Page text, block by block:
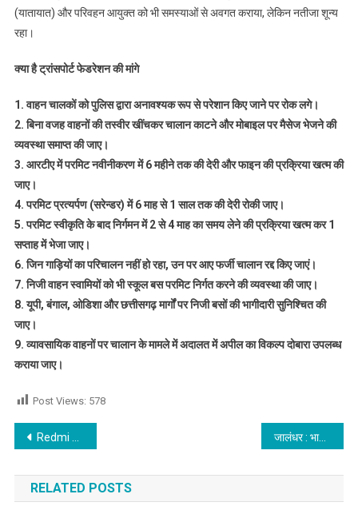
(यातायात) और परिवहन आयुक्त को भी समस्याओं से अवगत कराया, लेकिन नतीजा शून्य
रहा।
क्या है ट्रांसपोर्ट फेडरेशन की मांगे
1. वाहन चालकों को पुलिस द्वारा अनावश्यक रूप से परेशान किए जाने पर रोक लगे।
2. बिना वजह वाहनों की तस्वीर खींचकर चालान काटने और मोबाइल पर मैसेज भेजने की
व्यवस्था समाप्त की जाए।
3. आरटीए में परमिट नवीनीकरण में 6 महीने तक की देरी और फाइन की प्रक्रिया खत्म की
जाए।
4. परमिट प्रत्यर्पण (सरेन्डर) में 6 माह से 1 साल तक की देरी रोकी जाए।
5. परमिट स्वीकृति के बाद निर्गमन में 2 से 4 माह का समय लेने की प्रक्रिया खत्म कर 1
सप्ताह में भेजा जाए।
6. जिन गाड़ियों का परिचालन नहीं हो रहा, उन पर आए फर्जी चालान रद्द किए जाएं।
7. निजी वाहन स्वामियों को भी स्कूल बस परमिट निर्गत करने की व्यवस्था की जाए।
8. यूपी, बंगाल, ओडिशा और छत्तीसगढ़ मार्गों पर निजी बसों की भागीदारी सुनिश्चित की
जाए।
9. व्यावसायिक वाहनों पर चालान के मामले में अदालत में अपील का विकल्प दोबारा उपलब्ध
कराया जाए।
Post Views: 578
Post navigation
Redmi ने लॉन्च की New Series ,अब कम दाम में मिलेगा Amazing Features वाला फ़ोन जालंधर : भाजपा ने CM मान का पुतला फूंक किया जोरदार प्रदर्शन,देखें वीडियो
RELATED POSTS